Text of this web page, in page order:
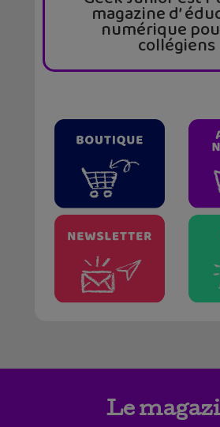
magazine d’
numérique
collégiens
Le